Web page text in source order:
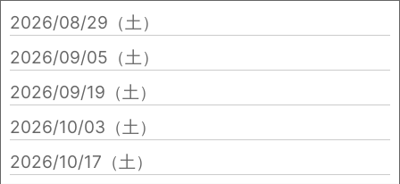
2026/08/29（土）
2026/09/05（土）
2026/09/19（土）
2026/10/03（土）
2026/10/17（土）